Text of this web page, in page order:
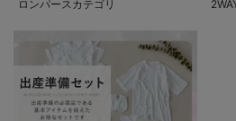
ロンパースカテゴリ